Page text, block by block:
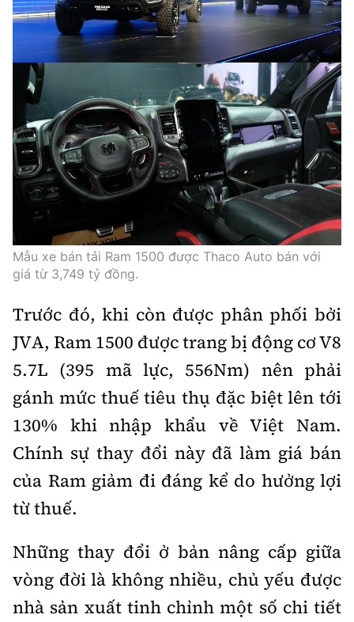
Mẫu xe bán tải Ram 1500 được Thaco Auto bán với
giá từ 3,749 tỷ đồng.
Trước đó, khi còn được phân phối bởi
JVA, Ram 1500 được trang bị động cơ V8
5.7L (395 mã lực, 556Nm) nên phải
gánh mức thuế tiêu thụ đặc biệt lên tới
130% khi nhập khẩu về Việt Nam.
Chính sự thay đổi này đã làm giá bán
của Ram giảm đi đáng kể do hưởng lợi
từ thuế.
Những thay đổi ở bản nâng cấp giữa
vòng đời là không nhiều, chủ yếu được
nhà sản xuất tinh chỉnh một số chi tiết